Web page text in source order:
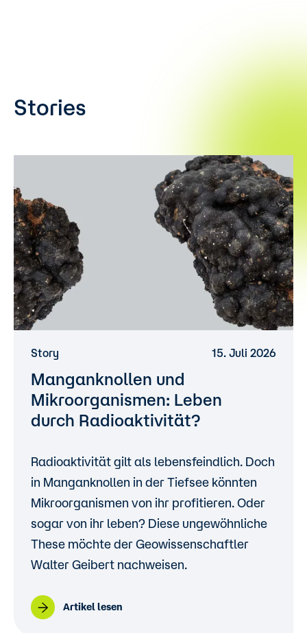
Stories
Story 15. Juli 2026
Manganknollen und
Mikroorganismen: Leben
durch Radioaktivität?
Radioaktivität gilt als lebensfeindlich. Doch
in Manganknollen in der Tiefsee könnten
Mikroorganismen von ihr profitieren. Oder
sogar von ihr leben? Diese ungewöhnliche
These möchte der Geowissenschaftler
Walter Geibert nachweisen.
Artikel lesen